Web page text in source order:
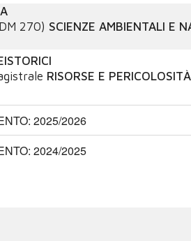
270) SCIENZE AMBIENTALI E
RISORSE E
2025/2026
2024/2025